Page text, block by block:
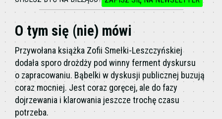
O tym się (nie) mówi
Przywołana książka Zofii Smełki-Leszczyńskiej
dodała sporo drożdży pod winny ferment dyskursu
o zapracowaniu. Bąbelki w dyskusji publicznej buzują
coraz mocniej. Jest coraz goręcej, ale do fazy
dojrzewania i klarowania jeszcze trochę czasu
potrzeba.